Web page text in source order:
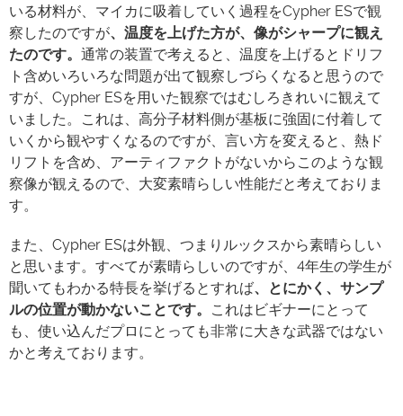
いる材料が、マイカに吸着していく過程をCypher ESで観
察したのですが、温度を上げた方が、像がシャープに観え
たのです。 通常の装置で考えると、温度を上げるとドリフ
ト含めいろいろな問題が出て観察しづらくなると思うので
すが、Cypher ESを用いた観察ではむしろきれいに観えて
いました。これは、高分子材料側が基板に強固に付着して
いくから観やすくなるのですが、言い方を変えると、熱ド
リフトを含め、アーティファクトがないからこのような観
察像が観えるので、大変素晴らしい性能だと考えておりま
す。
また、Cypher ESは外観、つまりルックスから素晴らしい
と思います。すべてが素晴らしいのですが、4年生の学生が
聞いてもわかる特長を挙げるとすれば、とにかく、サンプ
ルの位置が動かないことです。
これはビギナーにとって
も、使い込んだプロにとっても非常に大きな武器ではない
かと考えております。